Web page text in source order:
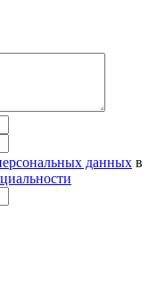
данных в